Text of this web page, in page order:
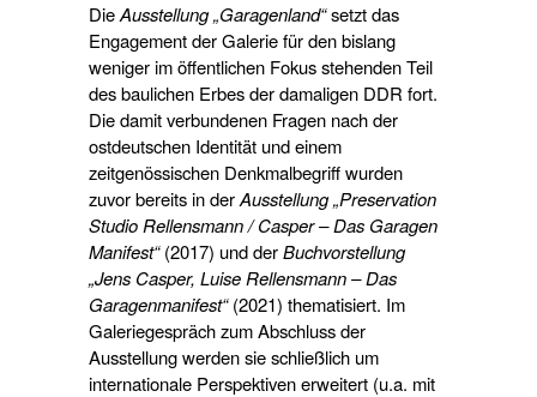
DieAusstellung „Garagenland“setzt das
Engagement der Galerie für den bislang
weniger im öffentlichen Fokus stehenden Teil
des baulichen Erbes der damaligen DDR fort.
Die damit verbundenen Fragen nach der
ostdeutschen Identität und einem
zeitgenössischen Denkmalbegriff wurden
zuvor bereits in derAusstellung „Preservation
Studio Rellensmann / Casper – Das Garagen
Manifest“(2017) und derBuchvorstellung
„Jens Casper, Luise Rellensmann – Das
Garagenmanifest“(2021) thematisiert. Im
Galeriegespräch zum Abschluss der
Ausstellung werden sie schließlich um
internationale Perspektiven erweitert (u.a. mit